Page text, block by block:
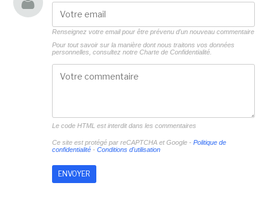
Renseignez votre email pour être prévenu d'un nouveau commentaire
Pour tout savoir sur la manière dont nous traitons vos données
personnelles, consultez notre Charte de Confidentialité.
Le code HTML est interdit dans les commentaires
Ce site est protégé par reCAPTCHA et Google - Politique de
confidentialité- Conditions d'utilisation